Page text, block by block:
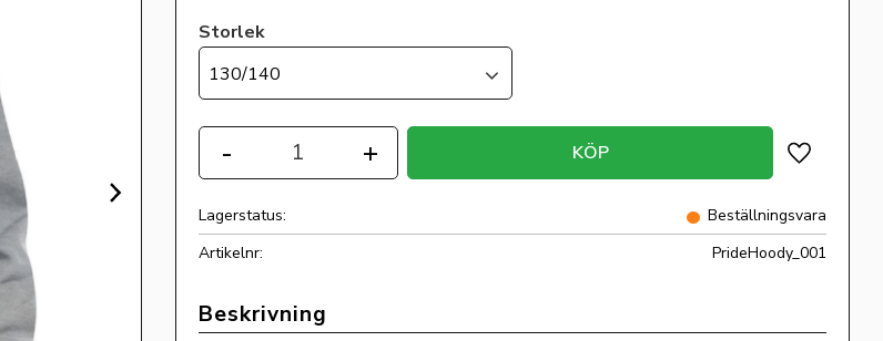
Storlek
130/140
+
- KÖP
Lägg till i
Lagerstatus
Beställningsvara
Artikelnr
PrideHoody_001